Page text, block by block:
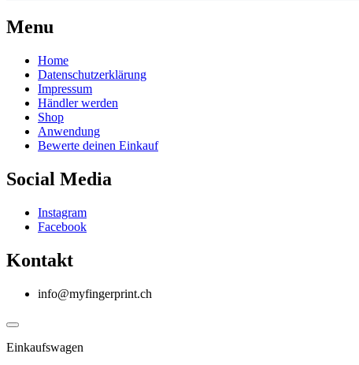
Menu
Home
Datenschutzerklärung
Impressum
Händler werden
Shop
Anwendung
Bewerte deinen Einkauf
Social Media
Instagram
Facebook
Kontakt
info@myfingerprint.ch
Einkaufswagen